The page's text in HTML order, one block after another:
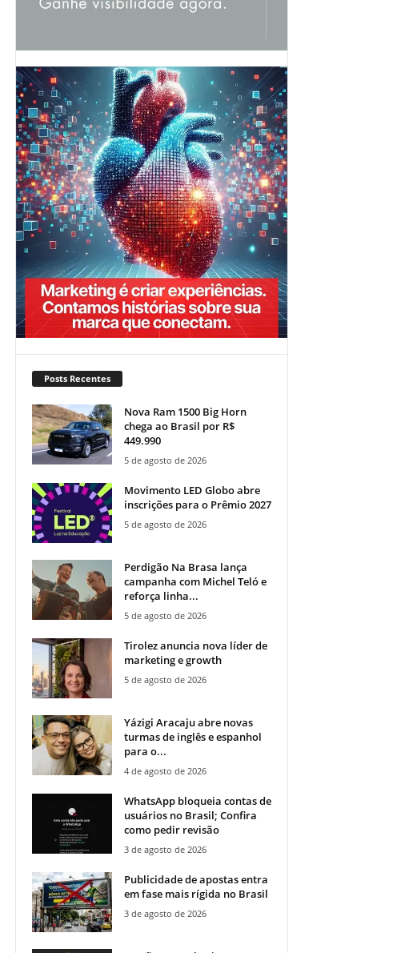
Posts Recentes
Nova Ram 1500 Big Horn
chega ao Brasil por R$
449.990
5 de agosto de 2026
Movimento LED Globo abre
inscrições para o Prêmio 2027
5 de agosto de 2026
Perdigão Na Brasa lança
campanha com Michel Teló e
reforça linha...
5 de agosto de 2026
Tirolez anuncia nova líder de
marketing e growth
5 de agosto de 2026
Yázigi Aracaju abre novas
turmas de inglês e espanhol
para o...
4 de agosto de 2026
WhatsApp bloqueia contas de
usuários no Brasil; Confira
como pedir revisão
3 de agosto de 2026
Publicidade de apostas entra
em fase mais rígida no Brasil
3 de agosto de 2026